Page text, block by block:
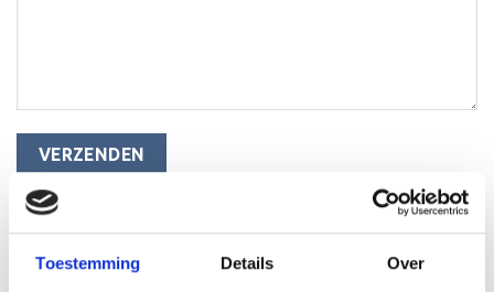
Toestemming Details Over